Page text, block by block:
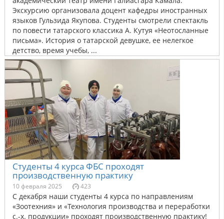
Экскурсию организовала доцент кафедры иностранных
языков Гульзида Якупова. Студенты смотрели спектакль
по повести татарского классика А. Кутуя «Неотосланные
письма». История о татарской девушке, ее нелегкое
детство, время учебы, ...
Студенты 4 курса ФБС проходят
производственную практику
10 февраля 2025 423
С декабря наши студенты 4 курса по направлениям
«Зоотехния» и «Технология производства и переработки
с.-х. продукции» проходят производственную практику!